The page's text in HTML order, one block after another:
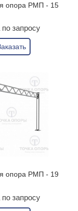
опора РМП - 15
запросу
опора РМП - 19
запросу